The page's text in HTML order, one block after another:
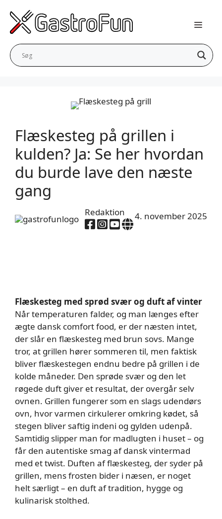
indhold
Flæskesteg på grillen i
kulden? Ja: Se her hvordan
du burde lave den næste
gang
Redaktion 4. november 2025
Flæskesteg med sprød svær og duft af vinter
Når temperaturen falder, og man længes efter
ægte dansk comfort food, er der næsten intet,
der slår en flæskesteg med brun sovs. Mange
tror, at grillen hører sommeren til, men faktisk
bliver flæskestegen endnu bedre på grillen i de
kolde måneder. Den sprøde svær og den let
røgede duft giver et resultat, der overgår selv
ovnen. Grillen fungerer som en slags udendørs
ovn, hvor varmen cirkulerer omkring kødet, så
stegen bliver saftig indeni og gylden udenpå.
Samtidig slipper man for madlugten i huset – og
får den autentiske smag af dansk vintermad
med et twist. Duften af flæskesteg, der syder på
grillen, mens frosten bider i næsen, er noget
helt særligt – en duft af tradition, hygge og
kulinarisk stolthed.